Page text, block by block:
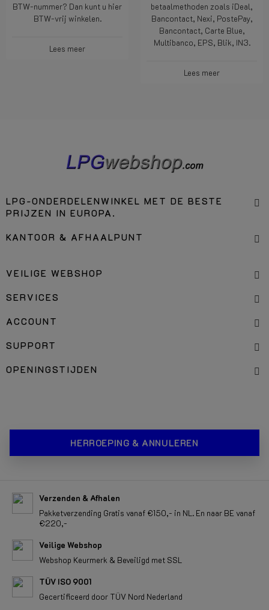
BTW-nummer? Dan kunt u hier
BTW-vrij winkelen.
Lees meer
betaalmethoden zoals iDeal,
Bancontact, Nexi, PostePay,
Bancontact, Carte Blue,
Multibanco, EPS, Blik, IN3.
Lees meer
LPG-ONDERDELENWINKEL MET DE BESTE
PRIJZEN IN EUROPA.
KANTOOR & AFHAALPUNT
VEILIGE WEBSHOP
SERVICES
ACCOUNT
SUPPORT
OPENINGSTIJDEN
HERROEPING & ANNULEREN
Verzenden & Afhalen
Pakketverzending Gratis vanaf €150,- in NL. En naar BE vanaf
€220,-
Veilige Webshop
Webshop Keurmerk & Beveiligd met SSL
TÜV ISO 9001
Gecertificeerd door TÜV Nord Nederland